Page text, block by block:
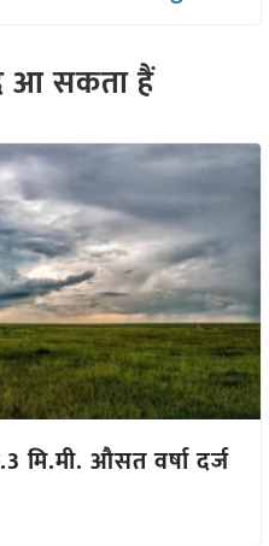
आ सकता हैं
औसत वर्षा दर्ज